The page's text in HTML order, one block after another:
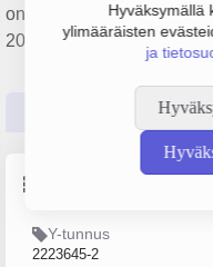
Hyväksymällä
ylimääräisten
ja
on Muu kiinteistöjen
2008 ja sijainti Masku.
Y-tunnus
2223645-2